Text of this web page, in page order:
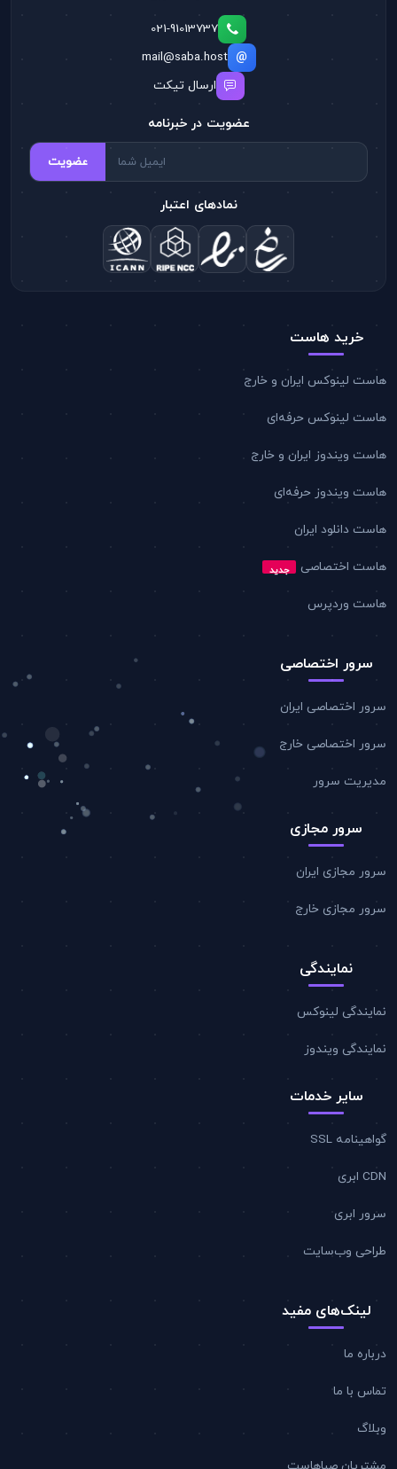
خرید هاست
هاست لینوکس ایران و خارج
هاست لینوکس حرفه‌ای
هاست ویندوز ایران و خارج
هاست ویندوز حرفه‌ای
هاست دانلود ایران
هاست اختصاصی جدید
هاست وردپرس
سرور اختصاصی
سرور اختصاصی ایران
سرور اختصاصی خارج
مدیریت سرور
سرور مجازی
سرور مجازی ایران
سرور مجازی خارج
نمایندگی
نمایندگی لینوکس
نمایندگی ویندوز
سایر خدمات
گواهینامه SSL
CDN ابری
سرور ابری
طراحی وب‌سایت
لینک‌های مفید
درباره ما
تماس با ما
وبلاگ
021-91013737
mail@saba.host
ارسال تیکت
عضویت در خبرنامه
عضویت
نمادهای اعتبار